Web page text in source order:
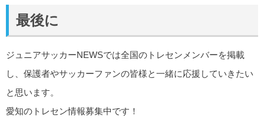
最後に
ジュニアサッカーNEWSでは全国のトレセンメンバーを掲載
し、保護者やサッカーファンの皆様と一緒に応援していきたい
と思います。
愛知のトレセン情報募集中です！